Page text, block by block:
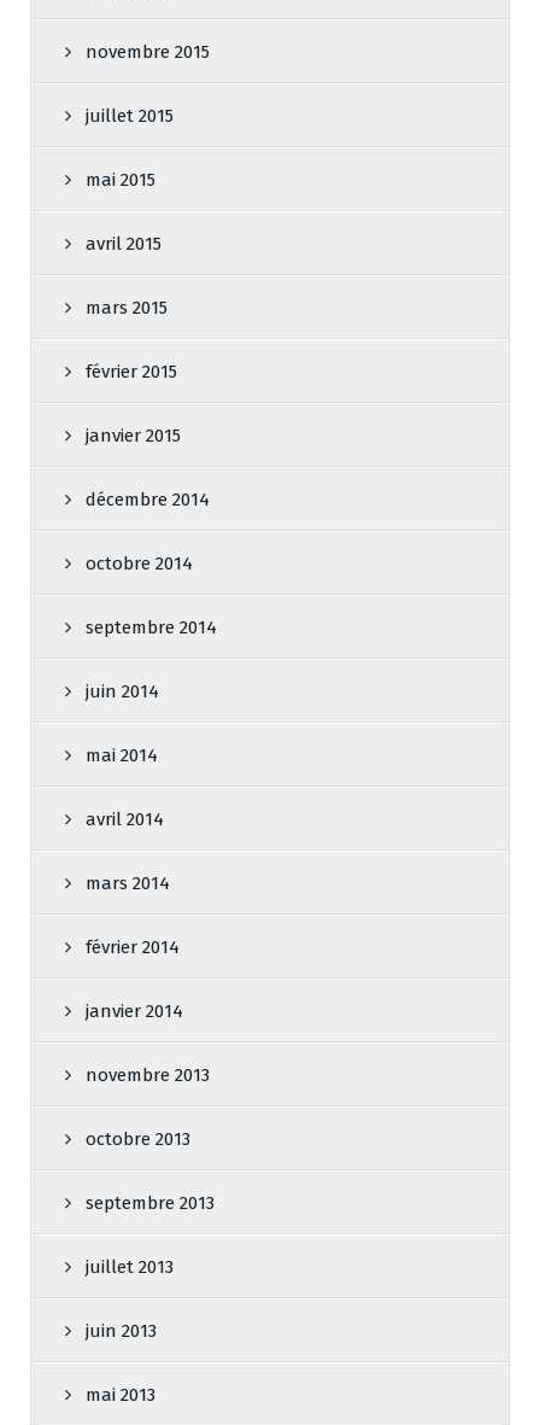
novembre 2015
juillet 2015
mai 2015
avril 2015
mars 2015
février 2015
janvier 2015
décembre 2014
octobre 2014
septembre 2014
juin 2014
mai 2014
avril 2014
mars 2014
février 2014
janvier 2014
novembre 2013
octobre 2013
septembre 2013
juillet 2013
juin 2013
mai 2013